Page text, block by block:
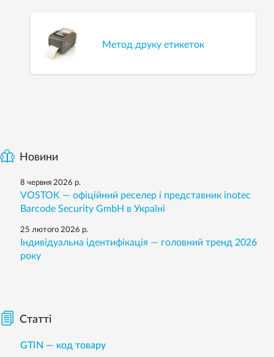
Метод друку етикеток
Новини
8 червня 2026 р.
VOSTOK — офіційний реселер і представник inotec
Barcode Security GmbH в Україні
25 лютого 2026 р.
Індивідуальна ідентифікація — головний тренд 2026
року
Статті
GTIN — код товару